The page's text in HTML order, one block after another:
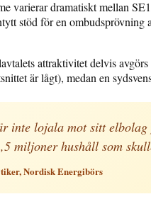
varierar dramatiskt mellan
stöd för en
attraktivitet delvis
är lågt), medan en
inte lojala mot sitt
miljoner hushåll som
Nordisk Energibörs